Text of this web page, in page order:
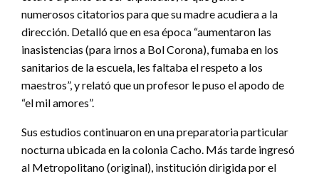
numerosos citatorios para que su madre acudiera a la
dirección. Detalló que en esa época “aumentaron las
inasistencias (para irnos a Bol Corona), fumaba en los
sanitarios de la escuela, les faltaba el respeto a los
maestros”, y relató que un profesor le puso el apodo de
“el mil amores”.
Sus estudios continuaron en una preparatoria particular
nocturna ubicada en la colonia Cacho. Más tarde ingresó
al Metropolitano (original), institución dirigida por el